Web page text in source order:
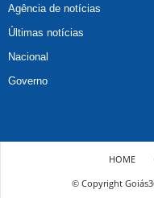
Agência de notícias
Últimas notícias
Nacional
Governo
HOME
© Copyright